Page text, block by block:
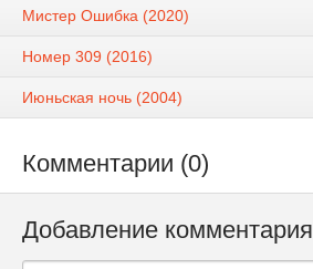
Мистер Ошибка (2020)
Номер 309 (2016)
Июньская ночь (2004)
Комментарии (0)
Добавление комментария